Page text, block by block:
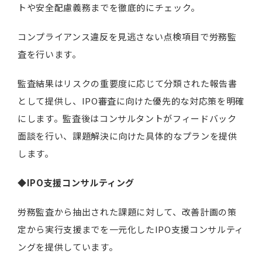
トや安全配慮義務までを徹底的にチェック。
コンプライアンス違反を見逃さない点検項目で労務監
査を行います。
監査結果はリスクの重要度に応じて分類された報告書
として提供し、IPO審査に向けた優先的な対応策を明確
にします。監査後はコンサルタントがフィードバック
面談を行い、課題解決に向けた具体的なプランを提供
します。
◆IPO支援コンサルティング
労務監査から抽出された課題に対して、改善計画の策
定から実行支援までを一元化したIPO支援コンサルティ
ングを提供しています。